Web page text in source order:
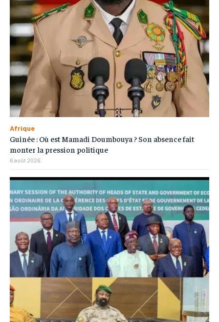
Afrique
Guinée : Où est Mamadi Doumbouya ? Son absence fait
monter la pression politique
6 août 2026